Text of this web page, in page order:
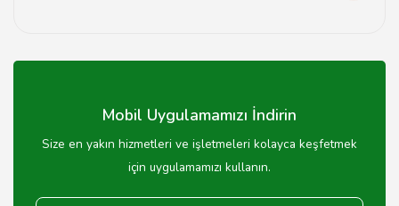
sitesinde yer almaktadır.
Mobil Uygulamamızı İndirin
Size en yakın hizmetleri ve işletmeleri kolayca keşfetmek
için uygulamamızı kullanın.